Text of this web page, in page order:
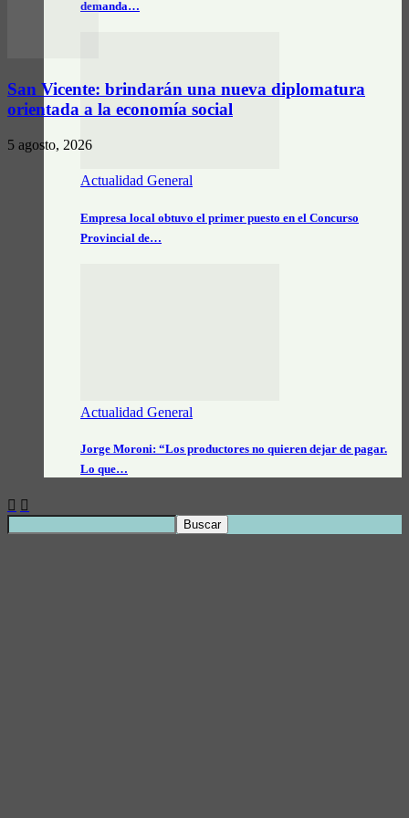
demanda…
Actualidad General
Empresa local obtuvo el primer puesto en el Concurso
Provincial de…
Actualidad General
Jorge Moroni: “Los productores no quieren dejar de pagar.
Lo que…
San Vicente: brindarán una nueva diplomatura
orientada a la economía social
5 agosto, 2026